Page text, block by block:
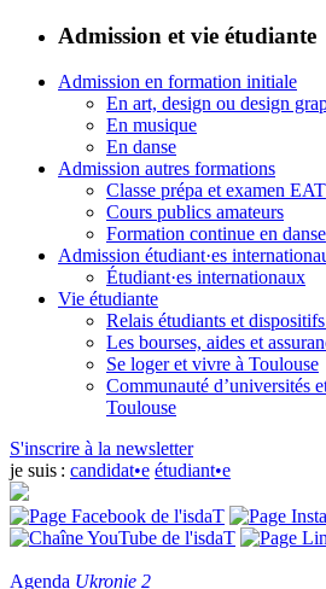
Admission et vie étudiante
Admission en formation initiale
En art, design ou design
En musique
En danse
Admission autres formations
Classe prépa et examen EAT
Cours publics amateurs
Formation continue en danse
Admission étudiant·es
Étudiant·es internationaux
Vie étudiante
Relais étudiants et dispositifs
Les bourses, aides et
Se loger et vivre à Toulouse
Communauté d’universités
Toulouse
S'inscrire à la newsletter
je suis : candidat•e étudiant•e
Agenda Ukronie 2